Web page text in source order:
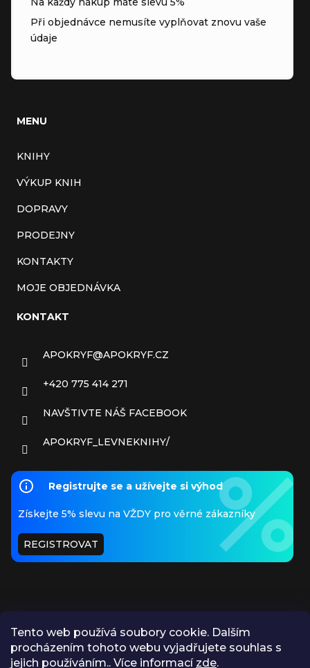
Tento web používá soubory cookie. Dalším
procházením tohoto webu vyjadřujete souhlas s
jejich používáním.. Více informací zde.
Při objednávce nemusíte vyplňovat znovu vaše
údaje
MENU
KNIHY
VÝKUP KNIH
DOPRAVY
PRODEJNY
KONTAKTY
MOJE OBJEDNÁVKA
KONTAKT
APOKRYF@APOKRYF.CZ
+420 775 414 271
NAVŠTIVTE NÁŠ FACEBOOK
APOKRYF_LEVNEKNIHY/
Registrujte se a užívejte si výhod
Získejte 5% slevu na VŽDY pro věrné zákazníky
REGISTROVAT
PŘIJÍMÁME ONLINE PLATBY